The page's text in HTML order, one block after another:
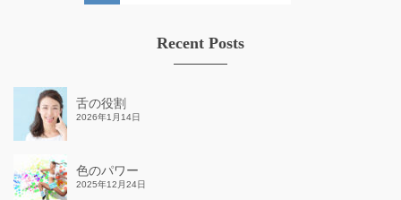
Recent Posts
舌の役割
2026年1月14日
色のパワー
2025年12月24日